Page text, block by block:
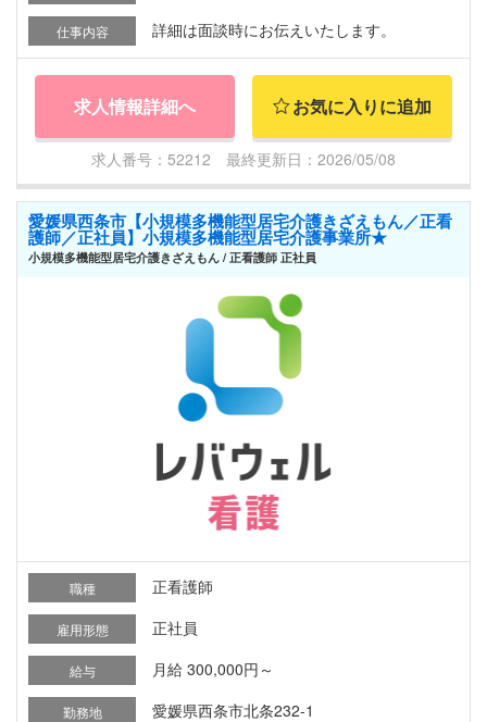
仕事内容 詳細は面談時にお伝えいたします。
求人情報詳細へ お気に入りに追加
求人番号：52212 最終更新日：2026/05/08
愛媛県西条市【小規模多機能型居宅介護きざえもん／正看
護師／正社員】小規模多機能型居宅介護事業所★
小規模多機能型居宅介護きざえもん / 正看護師 正社員
職種 正看護師
雇用形態 正社員
給与 月給 300,000円～
勤務地 愛媛県西条市北条232-1